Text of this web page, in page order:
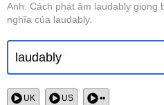
Anh. Cách phát âm laudably giọng
nghĩa của laudably.
UK US ••